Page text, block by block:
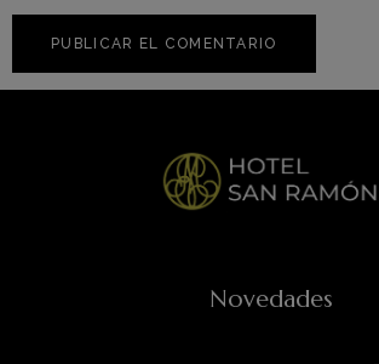
Novedades